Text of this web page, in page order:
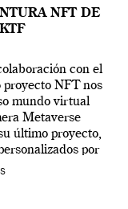
NFT DE
con el
NFT nos
mundo virtual
Metaverse
último proyecto,
por
la casa italiana